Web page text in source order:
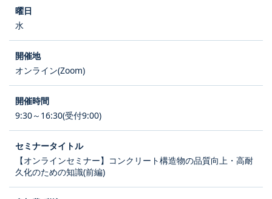
水
オンライン(Zoom)
9:30～16:30(受付9:00)
【オンラインセミナー】コンクリート構造物の品質向上・高耐
久化のための知識(前編)